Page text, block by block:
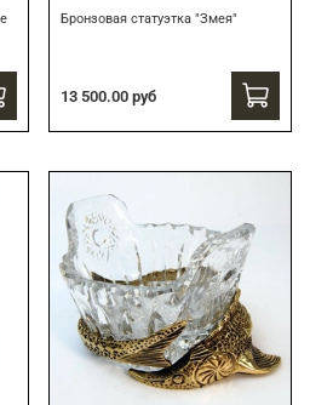
Бронзовая статуэтка "Змея"
13 500.00 руб